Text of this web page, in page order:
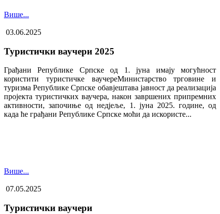
Више...
03.06.2025
Туристички ваучери 2025
Грађани Републике Српске од 1. јуна имају могућност
користити туристичке ваучере​Министарство трговине и
туризма Републике Српске обавјештава јавност да реализација
пројекта туристичких ваучера, након завршених припремних
активности, започиње од недјеље, 1. јуна 2025. године, од
када ће грађани Републике Српске моћи да искористе...
Више...
07.05.2025
Туристички ваучери